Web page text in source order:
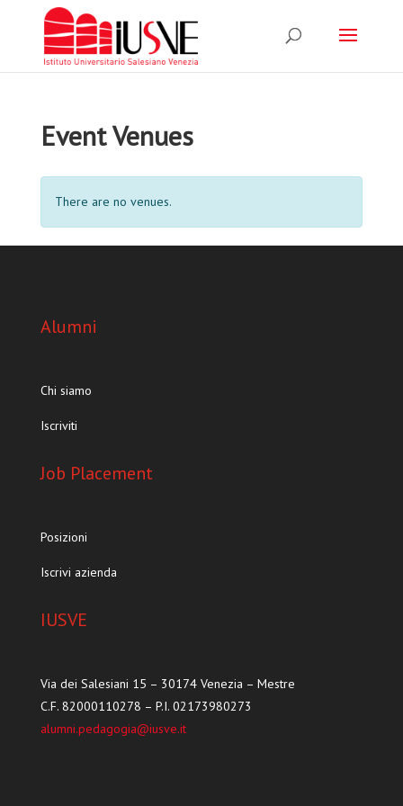
Event Venues
There are no venues.
Alumni
Chi siamo
Iscriviti
Job Placement
Posizioni
Iscrivi azienda
IUSVE
Via dei Salesiani 15 – 30174 Venezia – Mestre
C.F. 82000110278 – P.I. 02173980273
alumni.pedagogia@iusve.it